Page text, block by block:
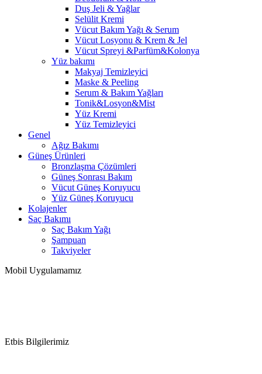
Duş Jeli & Yağlar
Selülit Kremi
Vücut Bakım Yağı & Serum
Vücut Losyonu & Krem & Jel
Vücut Spreyi &Parfüm&Kolonya
Yüz bakımı
Makyaj Temizleyici
Maske & Peeling
Serum & Bakım Yağları
Tonik&Losyon&Mist
Yüz Kremi
Yüz Temizleyici
Genel
Ağız Bakımı
Güneş Ürünleri
Bronzlaşma Çözümleri
Güneş Sonrası Bakım
Vücut Güneş Koruyucu
Yüz Güneş Koruyucu
Kolajenler
Saç Bakımı
Saç Bakım Yağı
Şampuan
Takviyeler
Mobil Uygulamamız
Etbis Bilgilerimiz